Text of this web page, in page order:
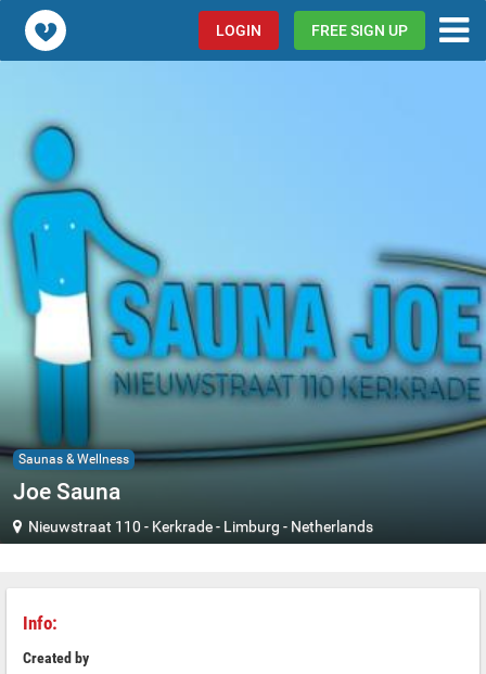
Popcorn.dating LOGIN FREE SIGN UP
Saunas & Wellness
Joe Sauna
Nieuwstraat 110 - Kerkrade- Limburg - Netherlands
Info:
Created by